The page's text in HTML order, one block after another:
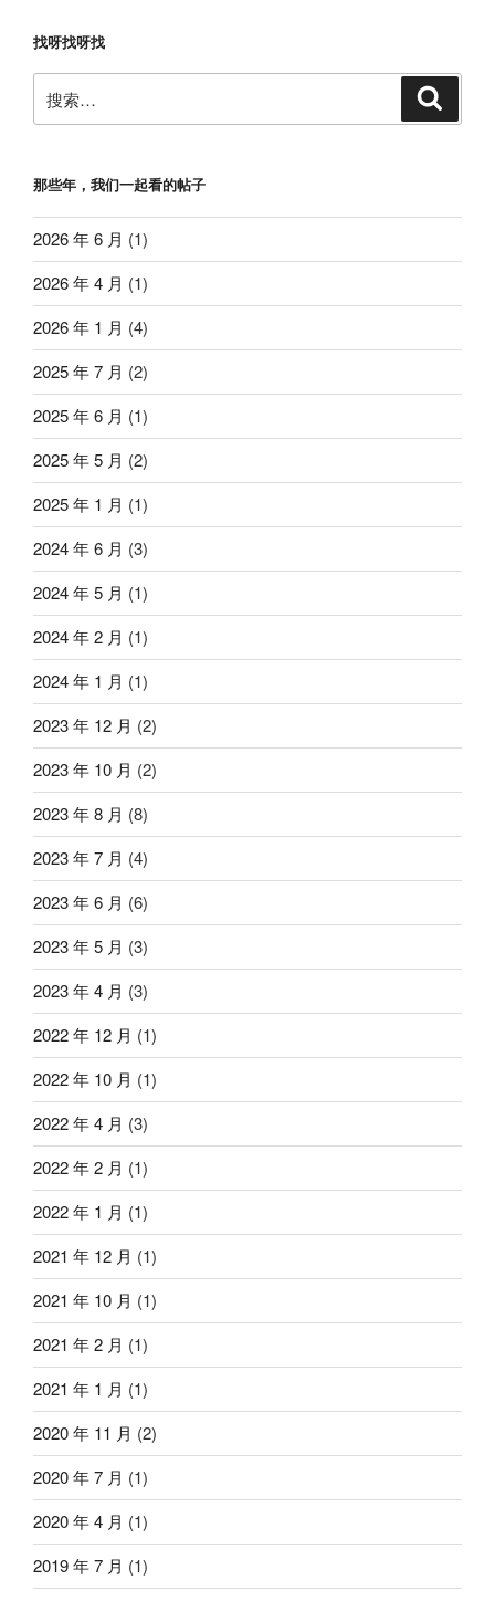
找呀找呀找
索：
那些年，我们一起看的帖子
2026 年 6 月 (1)
2026 年 4 月 (1)
2026 年 1 月 (4)
2025 年 7 月 (2)
2025 年 6 月 (1)
2025 年 5 月 (2)
2025 年 1 月 (1)
2024 年 6 月 (3)
2024 年 5 月 (1)
2024 年 2 月 (1)
2024 年 1 月 (1)
2023 年 12 月 (2)
2023 年 10 月 (2)
2023 年 8 月 (8)
2023 年 7 月 (4)
2023 年 6 月 (6)
2023 年 5 月 (3)
2023 年 4 月 (3)
2022 年 12 月 (1)
2022 年 10 月 (1)
2022 年 4 月 (3)
2022 年 2 月 (1)
2022 年 1 月 (1)
2021 年 12 月 (1)
2021 年 10 月 (1)
2021 年 2 月 (1)
2021 年 1 月 (1)
2020 年 11 月 (2)
2020 年 7 月 (1)
2020 年 4 月 (1)
2019 年 7 月 (1)